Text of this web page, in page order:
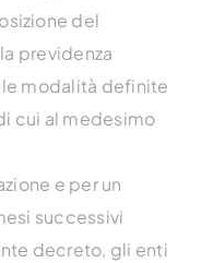
del
previdenza
modalità definite
cui al medesimo
e per un
successivi
decreto, gli enti